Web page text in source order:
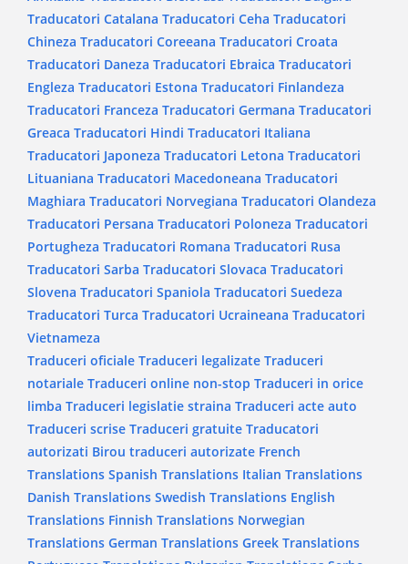
Traducatori Catalana Traducatori Ceha Traducatori
Chineza Traducatori Coreeana Traducatori Croata
Traducatori Daneza Traducatori Ebraica Traducatori
Engleza Traducatori Estona Traducatori Finlandeza
Traducatori Franceza Traducatori Germana Traducatori
Greaca Traducatori Hindi Traducatori Italiana
Traducatori Japoneza Traducatori Letona Traducatori
Lituaniana Traducatori Macedoneana Traducatori
Maghiara Traducatori Norvegiana Traducatori Olandeza
Traducatori Persana Traducatori Poloneza Traducatori
Portugheza Traducatori Romana Traducatori Rusa
Traducatori Sarba Traducatori Slovaca Traducatori
Slovena Traducatori Spaniola Traducatori Suedeza
Traducatori Turca Traducatori Ucraineana Traducatori
Vietnameza
Traduceri oficiale Traduceri legalizate Traduceri
notariale Traduceri online non-stop Traduceri in orice
limba Traduceri legislatie straina Traduceri acte auto
Traduceri scrise Traduceri gratuite Traducatori
autorizati Birou traduceri autorizate French
Translations Spanish Translations Italian Translations
Danish Translations Swedish Translations English
Translations Finnish Translations Norwegian
Translations German Translations Greek Translations